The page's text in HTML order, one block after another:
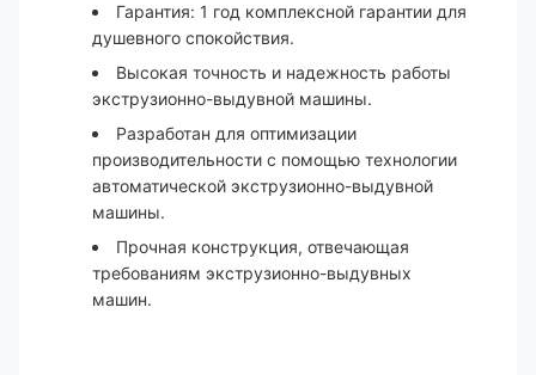
Гарантия: 1 год комплексной гарантии для
душевного спокойствия.
Высокая точность и надежность работы
экструзионно-выдувной машины.
Разработан для оптимизации
производительности с помощью технологии
автоматической экструзионно-выдувной
машины.
Прочная конструкция, отвечающая
требованиям экструзионно-выдувных
машин.